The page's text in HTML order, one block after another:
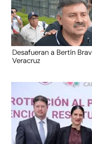
Desafueran a Bertín
Veracruz